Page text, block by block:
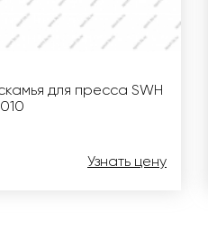
для пресса SWH
Узнать цену